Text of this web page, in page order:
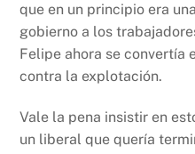
que en un principio era
gobierno a los
Felipe ahora se convertía
contra la explotación.
Vale la pena insistir en
un liberal que quería